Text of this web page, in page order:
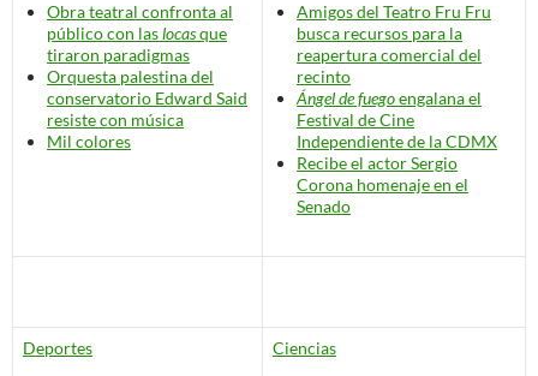
Obra teatral confronta al
público con laslocasque
tiraron paradigmas
Orquesta palestina del
conservatorio Edward Said
resiste con música
Mil colores
Amigos del Teatro Fru Fru
busca recursos para la
reapertura comercial del
recinto
Ángel de fuegoengalana el
Festival de Cine
Independiente de la CDMX
Recibe el actor Sergio
Corona homenaje en el
Senado
Deportes Ciencias